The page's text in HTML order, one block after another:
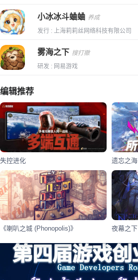
小冰冰斗蛐蛐 养成
发行 : 上海莉莉丝网络科技有限公司
雾海之下 搜打撤
研发 : 网易游戏
编辑推荐
失控进化 遗忘之海
《喇叭之城 (Phonopolis)》 夜幕之下